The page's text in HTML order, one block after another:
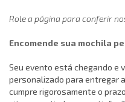
Role a página para conferir
Encomende sua mochila
Seu evento está chegando e
personalizado para entregar
cumpre rigorosamente o